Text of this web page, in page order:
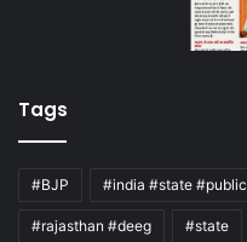
Tags
#BJP #india #state #public
#rajasthan #deeg #state